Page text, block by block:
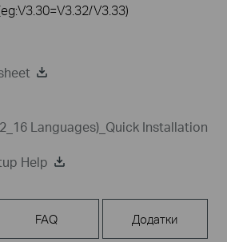
V3.33)
Languages)_Quick Installation
Help
FAQ Додатки